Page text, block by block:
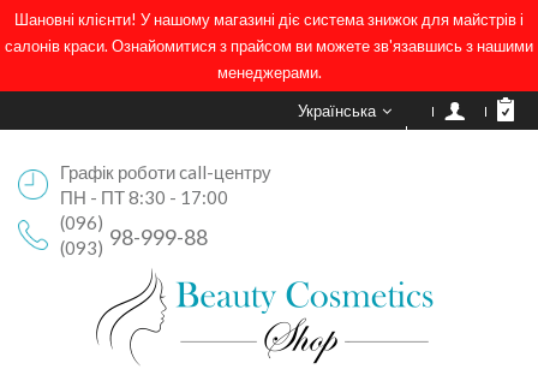
Шановні клієнти! У нашому магазині діє система знижок для майстрів і
салонів краси. Ознайомитися з прайсом ви можете зв'язавшись з нашими
менеджерами.
Українська
Графік роботи call-центру
ПН - ПТ 8:30 - 17:00
(096)
98-999-88
(093)